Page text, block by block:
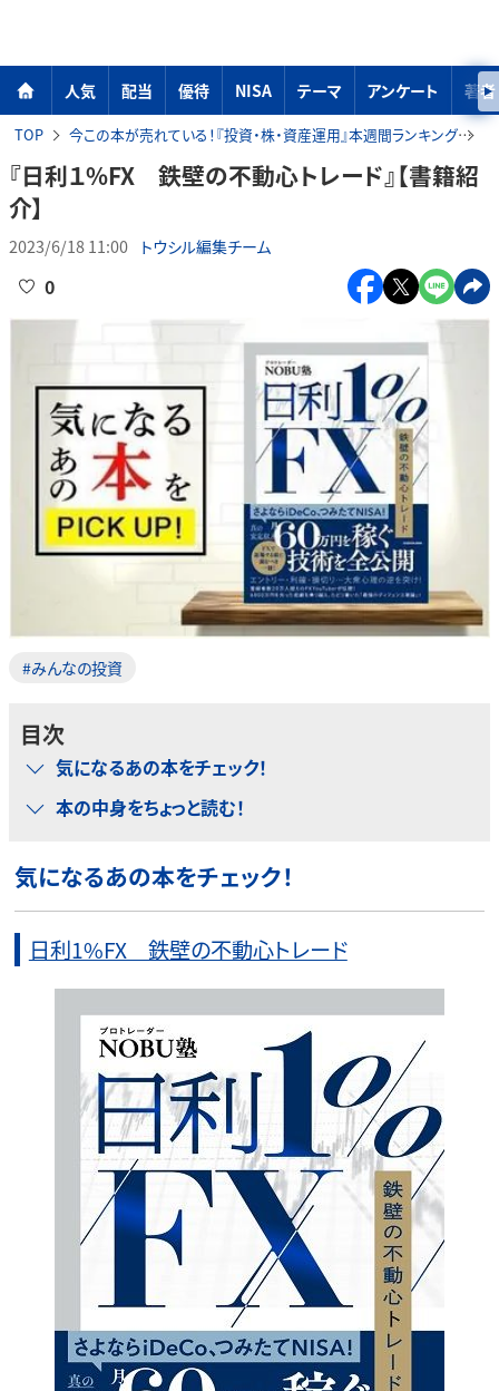
人気 配当 優待 NISA テーマ アンケート 著者
TOP 今この本が売れている！『投資・株・資産運用』本週間ランキング
『日利１%FX 鉄壁の不動心トレード』【書籍紹
介】
2023/6/18 11:00 トウシル編集チーム
0
#みんなの投資
目次
気になるあの本をチェック！
本の中身をちょっと読む！
気になるあの本をチェック！
日利1%FX 鉄壁の不動心トレード